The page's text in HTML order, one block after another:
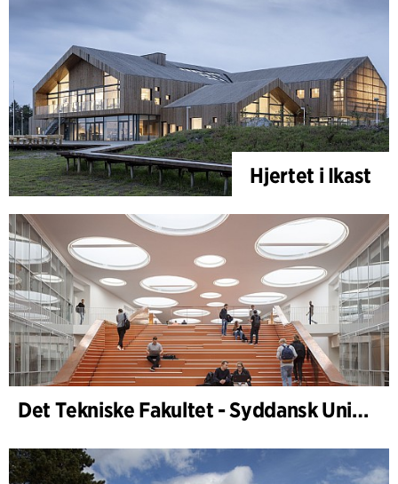
Hjertet i Ikast
Det Tekniske Fakultet - Syddansk Universitet, Odense